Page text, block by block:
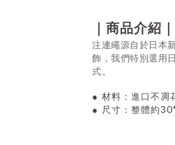
｜商品介紹｜
注連繩源自於日本
飾，我們特別選用
式。
● 材料：進口不凋
● 尺寸：整體約